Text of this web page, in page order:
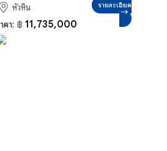
หัวหิน
คา:฿ 11,735,000
รายละเอียด